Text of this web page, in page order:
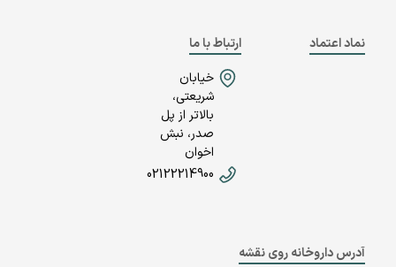
نماد اعتماد
ارتباط با ما
خیابان
شریعتی،
بالاتر از پل
صدر، نبش
اخوان
02122214900
آدرس داروخانه روی نقشه